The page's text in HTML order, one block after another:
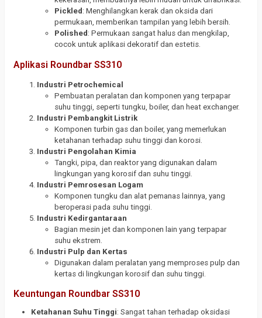
Pickled : Menghilangkan kerak dan oksida dari
permukaan, memberikan tampilan yang lebih bersih.
Polished : Permukaan sangat halus dan mengkilap,
cocok untuk aplikasi dekoratif dan estetis.
Aplikasi Roundbar SS310
Industri Petrochemical
Pembuatan peralatan dan komponen yang terpapar
suhu tinggi, seperti tungku, boiler, dan heat exchanger.
Industri Pembangkit Listrik
Komponen turbin gas dan boiler, yang memerlukan
ketahanan terhadap suhu tinggi dan korosi.
Industri Pengolahan Kimia
Tangki, pipa, dan reaktor yang digunakan dalam
lingkungan yang korosif dan suhu tinggi.
Industri Pemrosesan Logam
Komponen tungku dan alat pemanas lainnya, yang
beroperasi pada suhu tinggi.
Industri Kedirgantaraan
Bagian mesin jet dan komponen lain yang terpapar
suhu ekstrem.
Industri Pulp dan Kertas
Digunakan dalam peralatan yang memproses pulp dan
kertas di lingkungan korosif dan suhu tinggi.
Keuntungan Roundbar SS310
Ketahanan Suhu Tinggi: Sangat tahan terhadap oksidasi